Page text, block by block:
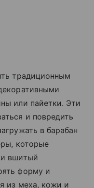
традиционным
или пайетки. Эти
и повредить
в барабан
которые
и вшитый
форму и
из меха, кожи и